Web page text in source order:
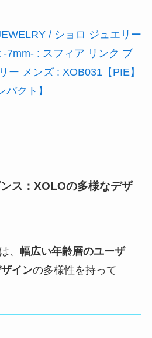
/ ショロ ジュエリー
7mm- : スフィア リンク ブ
ー メンズ : XOB031【PIE】
パクト】
ス：XOLOの多様なデザ
、 幅広い年齢層のユーザ
インの多様性を持って